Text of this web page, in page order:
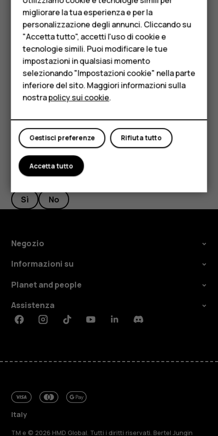
Telefoni per anziani
Accessori
HMD Terra M
Per le imprese
Tablet
Negozio
Il mio account
Se viene chiesto un codice PIN, toccare
Disabilitare le restrizioni alle chiamate nel telefono,
ad esempio blocco delle chiamate, chiamate a
numeri consentiti o chiamate a un gruppo chiuso
d'utenti.
Se la rete mobile non è disponibile, è possibile anche
tentare di effettuare una chiamata via Internet, se si
ha accesso a Internet.
Ti è stato d'aiuto?
Sì No
Negozio
Informazioni su
Planet and people
Assistenza
FacebookInstagramTiktokYoutubeLinkedinDiscord
Italy
TM e © 2026 HMD Global. Tutti i diritti riservati. Bertel Jungin
migliorare la tua esperienza e per la
personalizzazione degli annunci. Cliccando su
"Accetta tutto", accetti l'uso di cookie e
tecnologie simili. Puoi modificare le tue
impostazioni in qualsiasi momento
selezionando "Impostazioni cookie" nella parte
inferiore del sito. Maggiori informazioni sulla
nostrapolicy sui cookie.
Rifiuta tutto
Gestisci preferenze
Accetta tutto